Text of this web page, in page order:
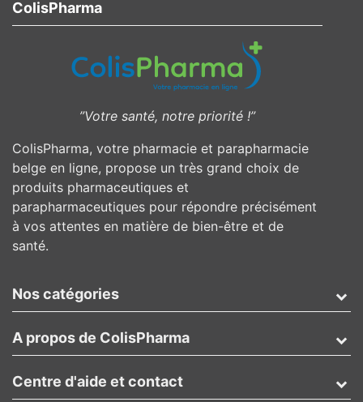
ColisPharma
”Votre santé, notre priorité !”
ColisPharma, votre pharmacie et parapharmacie
belge en ligne, propose un très grand choix de
produits pharmaceutiques et
parapharmaceutiques pour répondre précisément
à vos attentes en matière de bien-être et de
santé.
Nos catégories
A propos de ColisPharma
Centre d'aide et contact